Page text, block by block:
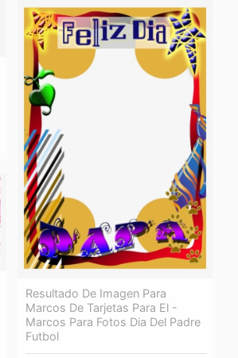
Resultado De Imagen Para
Marcos De Tarjetas Para El -
Marcos Para Fotos Dia Del Padre
Futbol